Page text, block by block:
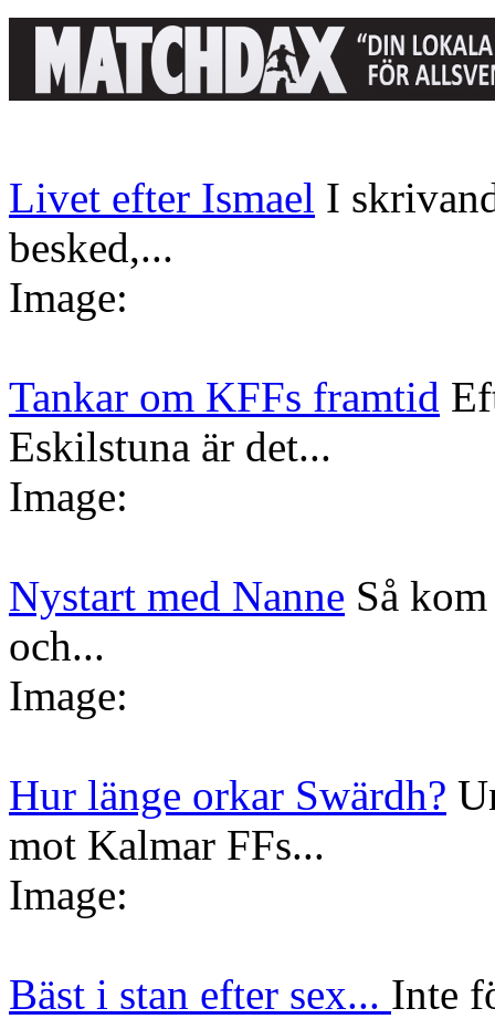
Livet efter Ismael I
besked,...
Image:
Tankar om KFFs framtid
Eskilstuna är det...
Image:
Nystart med Nanne Så
och...
Image:
Hur länge orkar Swärdh?
mot Kalmar FFs...
Image:
Bäst i stan efter sex... Inte